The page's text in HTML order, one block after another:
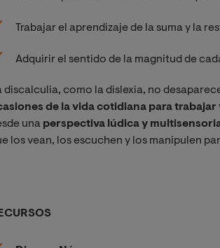
Trabajar el aprendizaje de la suma y la
Adquirir el sentido de la magnitud de
discalculia, como la dislexia, no
de la vida cotidiana para
una perspectiva lúdica y
los vean, los escuchen y los manipulen